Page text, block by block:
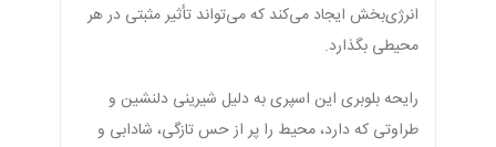
انرژی‌بخش ایجاد می‌کند که می‌تواند تأثیر مثبتی در هر
محیطی بگذارد.
رایحه بلوبری این اسپری به دلیل شیرینی دلنشین و
طراوتی که دارد، محیط را پر از حس تازگی، شادابی و